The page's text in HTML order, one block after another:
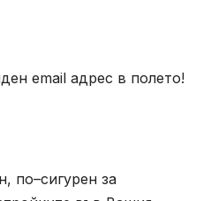
email адрес в полето!
по–сигурен за